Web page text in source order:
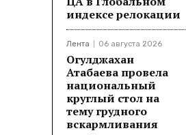
индексе релокации
Лента 06 августа 2026
Огулджахан
Атабаева провела
национальный
круглый стол на
тему грудного
вскармливания